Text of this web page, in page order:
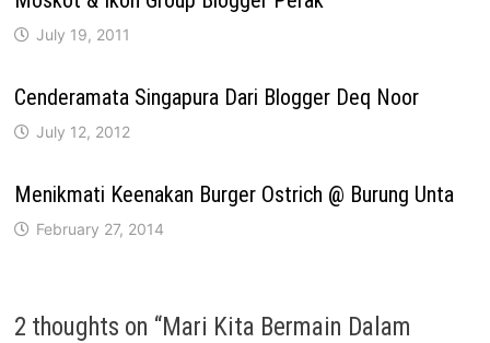
July 19, 2011
Cenderamata Singapura Dari Blogger Deq Noor
July 12, 2012
Menikmati Keenakan Burger Ostrich @ Burung Unta
February 27, 2014
2 thoughts on “Mari Kita Bermain Dalam